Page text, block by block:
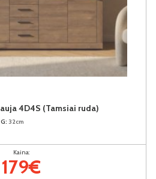
4D4S (Tamsiai ruda)
G: 32cm
Kaina:
179€